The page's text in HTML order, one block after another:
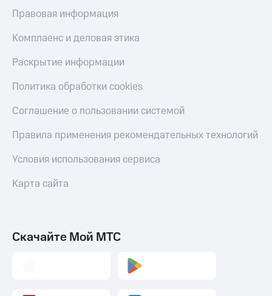
МТС Pay
Оплата
по QR-
коду
за границей
магазин
Смартфоны
Наушники
колонки
Умные
Умный
Правовая информация
Комплаенс и деловая этика
Раскрытие информации
Политика обработки cookies
Соглашение о пользовании системой
Правила применения рекомендательных технологий
Условия использования сервиса
Карта сайта
Скачайте Мой МТС